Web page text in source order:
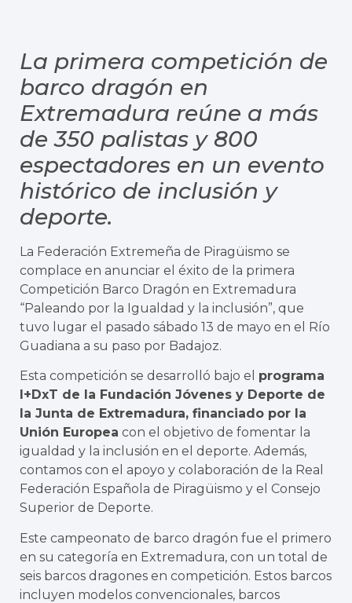
La primera competición de
barco dragón en
Extremadura reúne a más
de 350 palistas y 800
espectadores en un evento
histórico de inclusión y
deporte.
La Federación Extremeña de Piragüismo se
complace en anunciar el éxito de la primera
Competición Barco Dragón en Extremadura
“Paleando por la Igualdad y la inclusión”, que
tuvo lugar el pasado sábado 13 de mayo en el Río
Guadiana a su paso por Badajoz.
Esta competición se desarrolló bajo el programa
I+DxT de la Fundación Jóvenes y Deporte de
la Junta de Extremadura, financiado por la
Unión Europea con el objetivo de fomentar la
igualdad y la inclusión en el deporte. Además,
contamos con el apoyo y colaboración de la Real
Federación Española de Piragüismo y el Consejo
Superior de Deporte.
Este campeonato de barco dragón fue el primero
en su categoría en Extremadura, con un total de
seis barcos dragones en competición. Estos barcos
incluyen modelos convencionales, barcos